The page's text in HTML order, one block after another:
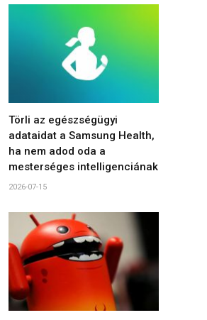
Törli az egészségügyi
adataidat a Samsung Health,
ha nem adod oda a
mesterséges intelligenciának
2026-07-15